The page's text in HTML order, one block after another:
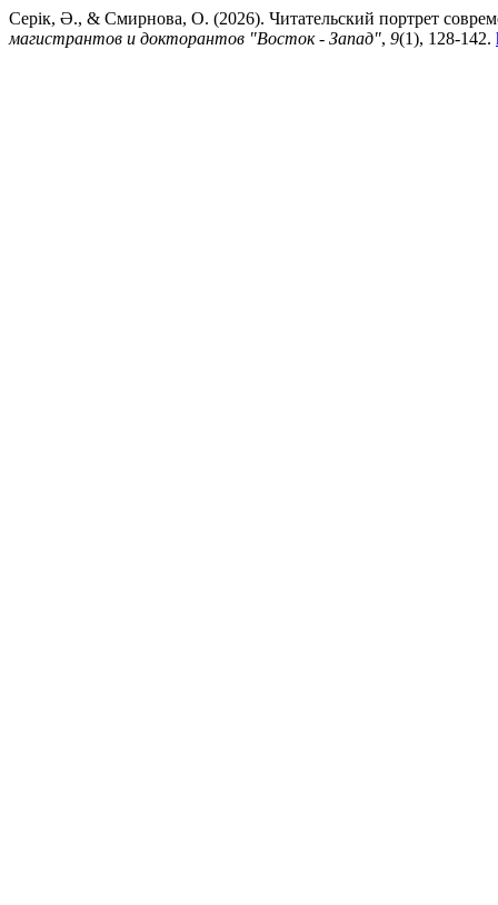
Серік, Ә., & Смирнова, О. (2026). Читательский портрет
магистрантов и докторантов "Восток - Запад", 9(1), 128-142.